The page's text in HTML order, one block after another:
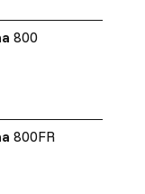
800
800FR